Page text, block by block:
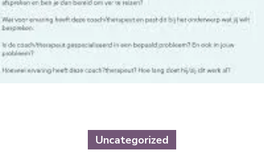
Uncategorized